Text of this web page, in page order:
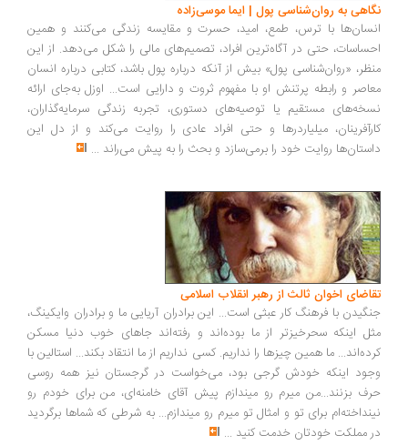
به روان‌شناسی پول | ایما موسی‌زاده
با ترس، طمع، امید، حسرت و مقایسه زندگی می‌کنند و همین
حتی در آگاه‌ترین افراد، تصمیم‌های مالی را شکل می‌دهد. از این
«روان‌شناسی پول» بیش از آنکه درباره پول باشد، کتابی درباره انسان
و رابطه پرتنش او با مفهوم ثروت و دارایی است... اوزل به‌جای ارائه
مستقیم یا توصیه‌های دستوری، تجربه زندگی سرمایه‌گذاران،
میلیاردرها و حتی افراد عادی را روایت می‌کند و از دل این
روایت خود را برمی‌سازد و بحث را به پیش می‌راند...
اخوان ثالث از رهبر انقلاب اسلامی
با فرهنگ کار عبثی است... این برادران آریایی ما و برادران وایکینگ،
اینکه سحرخیزتر از ما بوده‌اند و رفته‌اند جاهای خوب دنیا مسکن
ما همین چیزها را نداریم. کسی نداریم از ما انتقاد بکند... استالین با
اینکه خودش گرجی بود، می‌خواست در گرجستان نیز همه روسی
بزنند...من میرم رو میندازم پیش آقای خامنه‌ای، من برای خودم رو
برای تو و امثال تو میرم رو میندازم... به شرطی که شماها برگردید
مملکت خودتان خدمت کنید...